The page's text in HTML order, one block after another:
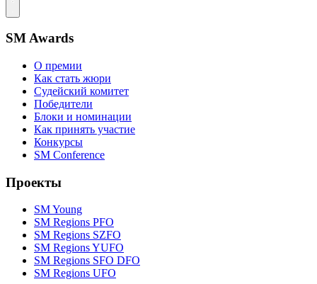
SM Awards
О премии
Как стать жюри
Судейский комитет
Победители
Блоки и номинации
Как принять участие
Конкурсы
SM Conference
Проекты
SM Young
SM Regions PFO
SM Regions SZFO
SM Regions YUFO
SM Regions SFO DFO
SM Regions UFO